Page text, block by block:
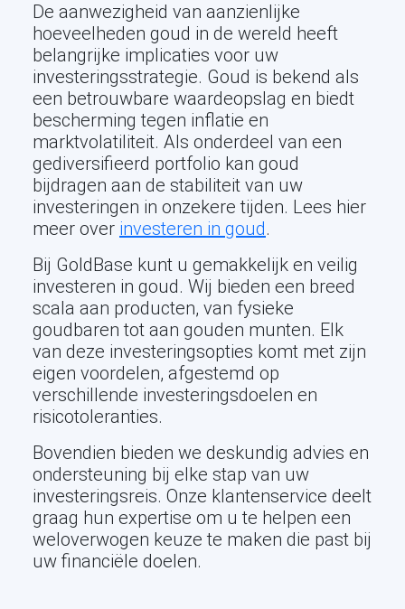
De aanwezigheid van aanzienlijke
hoeveelheden goud in de wereld heeft
belangrijke implicaties voor uw
investeringsstrategie. Goud is bekend als
een betrouwbare waardeopslag en biedt
bescherming tegen inflatie en
marktvolatiliteit. Als onderdeel van een
gediversifieerd portfolio kan goud
bijdragen aan de stabiliteit van uw
investeringen in onzekere tijden. Lees hier
meer over investeren in goud.
Bij GoldBase kunt u gemakkelijk en veilig
investeren in goud. Wij bieden een breed
scala aan producten, van fysieke
goudbaren tot aan gouden munten. Elk
van deze investeringsopties komt met zijn
eigen voordelen, afgestemd op
verschillende investeringsdoelen en
risicotoleranties.
Bovendien bieden we deskundig advies en
ondersteuning bij elke stap van uw
investeringsreis. Onze klantenservice deelt
graag hun expertise om u te helpen een
weloverwogen keuze te maken die past bij
uw financiële doelen.